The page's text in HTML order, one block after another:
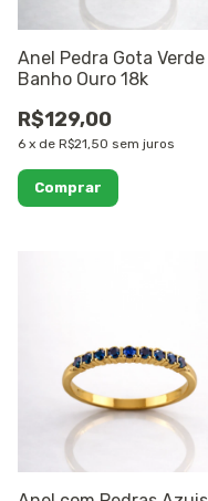
Anel Pedra Gota Verde
Banho Ouro 18k
R$129,00
6 x de R$21,50 sem juros
Comprar